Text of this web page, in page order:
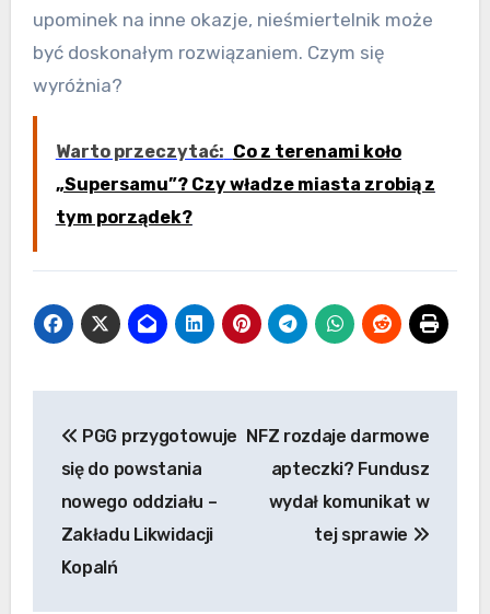
upominek na inne okazje, nieśmiertelnik może
być doskonałym rozwiązaniem. Czym się
wyróżnia?
Warto przeczytać: Co z terenami koło
„Supersamu”? Czy władze miasta zrobią z
tym porządek?
wpisu
PGG przygotowuje
się do powstania
nowego oddziału –
Zakładu Likwidacji
Kopalń
NFZ rozdaje darmowe
apteczki? Fundusz
wydał komunikat w
tej sprawie